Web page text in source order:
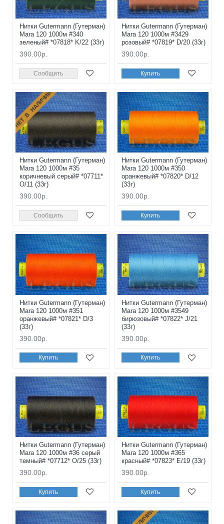
Нитки Gutermann (Гутерман)
Mara 120 1000м #340
зеленый# *07818* K/22 (33г)
390.00р.
Сообщить
Нитки Gutermann (Гутерман)
Mara 120 1000м #3429
розовый# *07819* D/20 (33г)
390.00р.
Купить
НЕТ В НАЛИЧИИ
Нитки Gutermann (Гутерман)
Mara 120 1000м #35
коричневый серый# *07711*
O/11 (33г)
390.00р.
Сообщить
Нитки Gutermann (Гутерман)
Mara 120 1000м #350
оранжевый# *07820* D/12
(33г)
390.00р.
Купить
Нитки Gutermann (Гутерман)
Mara 120 1000м #351
оранжевый# *07821* D/3
(33г)
390.00р.
Купить
Нитки Gutermann (Гутерман)
Mara 120 1000м #3549
бирюзовый# *07822* J/21
(33г)
390.00р.
Купить
Нитки Gutermann (Гутерман)
Mara 120 1000м #36 серый
темный# *07712* O/25 (33г)
390.00р.
Купить
Нитки Gutermann (Гутерман)
Mara 120 1000м #365
красный# *07823* E/19 (33г)
390.00р.
Купить